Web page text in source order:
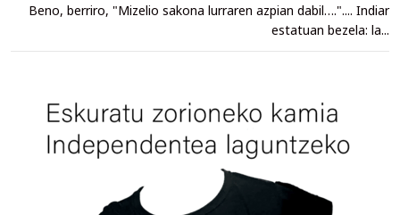
Beno, berriro, "Mizelio sakona lurraren azpian dabil….".... Indiar
estatuan bezela: la...